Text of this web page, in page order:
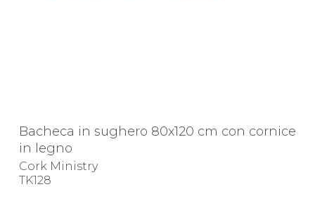
Bacheca in sughero 80x120 cm con cornice
in legno
Cork Ministry
TK128